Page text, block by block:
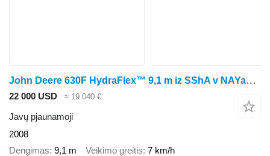
John Deere 630F HydraFlex™ 9,1 m iz SShA v NAYaVNOSTI!
22 000 USD ≈ 19 040 €
Javų pjaunamoji
2008
Dengimas 9,1 m Veikimo greitis 7 km/h